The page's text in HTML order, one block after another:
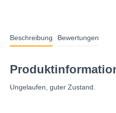
Beschreibung Bewertungen
Ungelaufen, guter Zustand.